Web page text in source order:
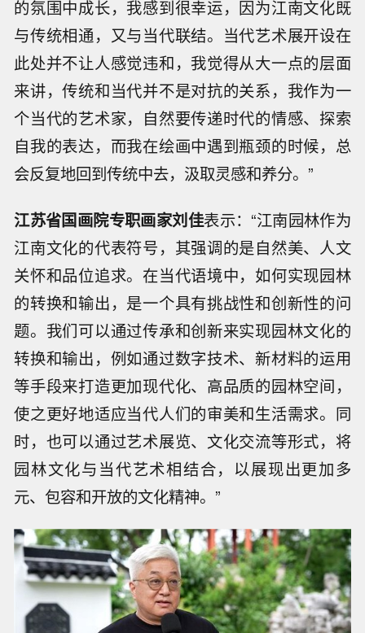
的氛围中成长，我感到很幸运，因为江南文化既
与传统相通，又与当代联结。当代艺术展开设在
此处并不让人感觉违和，我觉得从大一点的层面
来讲，传统和当代并不是对抗的关系，我作为一
个当代的艺术家，自然要传递时代的情感、探索
自我的表达，而我在绘画中遇到瓶颈的时候，总
会反复地回到传统中去，汲取灵感和养分。”
江苏省国画院专职画家刘佳表示：“江南园林作为
江南文化的代表符号，其强调的是自然美、人文
关怀和品位追求。在当代语境中，如何实现园林
的转换和输出，是一个具有挑战性和创新性的问
题。我们可以通过传承和创新来实现园林文化的
转换和输出，例如通过数字技术、新材料的运用
等手段来打造更加现代化、高品质的园林空间，
使之更好地适应当代人们的审美和生活需求。同
时，也可以通过艺术展览、文化交流等形式，将
园林文化与当代艺术相结合，以展现出更加多
元、包容和开放的文化精神。”